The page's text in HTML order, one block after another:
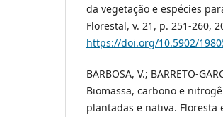
da vegetação e espécies
Florestal, v. 21, p. 251-260,
https://doi.org/10.5902/
BARBOSA, V.; BARRETO-
Biomassa, carbono e
plantadas e nativa. Floresta